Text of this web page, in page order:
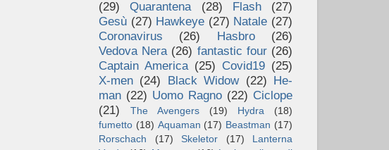
(29)
Quarantena (28) Flash
(27)
Gesù (27) Hawkeye (27) Natale (27)
Coronavirus
(26) Hasbro
(26)
Vedova Nera (26) fantastic four (26)
Captain America (25) Covid19 (25)
X-men (24) Black Widow (22) He-
man (22) Uomo Ragno (22) Ciclope
(21)
The Avengers (19) Hydra
(18)
fumetto (18) Aquaman (17) Beastman (17)
Rorschach
(17) Skeletor (17)
Lanterna